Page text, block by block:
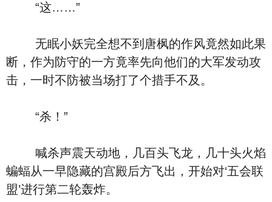
“这……”
无眠小妖完全想不到唐枫的作风竟然如此果
断，作为防守的一方竟率先向他们的大军发动攻
击，一时不防被当场打了个措手不及。
“杀！”
喊杀声震天动地，几百头飞龙，几十头火焰
蝙蝠从一早隐藏的宫殿后方飞出，开始对‘五会联
盟’进行第二轮轰炸。